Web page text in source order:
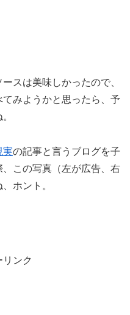
スは美味しかったので、
みようかと思ったら、予
実の記事と言うブログを子
この写真（左が広告、右
ホント。
リンク